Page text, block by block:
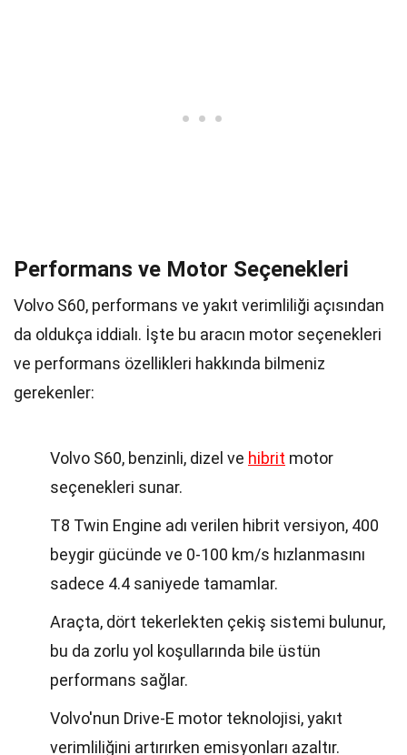
Performans ve Motor Seçenekleri
Volvo S60, performans ve yakıt verimliliği açısından
da oldukça iddialı. İşte bu aracın motor seçenekleri
ve performans özellikleri hakkında bilmeniz
gerekenler:
Volvo S60, benzinli, dizel ve hibrit motor
seçenekleri sunar.
T8 Twin Engine adı verilen hibrit versiyon, 400
beygir gücünde ve 0-100 km/s hızlanmasını
sadece 4.4 saniyede tamamlar.
Araçta, dört tekerlekten çekiş sistemi bulunur,
bu da zorlu yol koşullarında bile üstün
performans sağlar.
Volvo'nun Drive-E motor teknolojisi, yakıt
verimliliğini artırırken emisyonları azaltır.